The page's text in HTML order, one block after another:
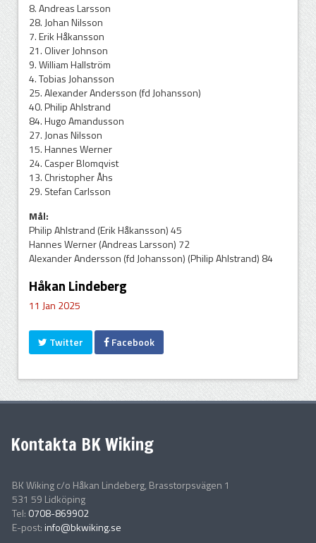
8. Andreas Larsson
28. Johan Nilsson
7. Erik Håkansson
21. Oliver Johnson
9. William Hallström
4. Tobias Johansson
25. Alexander Andersson (fd Johansson)
40. Philip Ahlstrand
84. Hugo Amandusson
27. Jonas Nilsson
15. Hannes Werner
24. Casper Blomqvist
13. Christopher Åhs
29. Stefan Carlsson
Mål:
Philip Ahlstrand (Erik Håkansson) 45
Hannes Werner (Andreas Larsson) 72
Alexander Andersson (fd Johansson) (Philip Ahlstrand) 84
Håkan Lindeberg
11 Jan 2025
Twitter Facebook
Kontakta BK Wiking
BK Wiking c/o Håkan Lindeberg, Brasstorpsvägen 1
531 59 Lidköping
Tel: 0708-869902
E-post:info@bkwiking.se